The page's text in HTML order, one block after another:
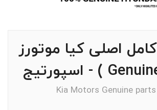
اصلی کیا موتورز
Kia Motors Genuine